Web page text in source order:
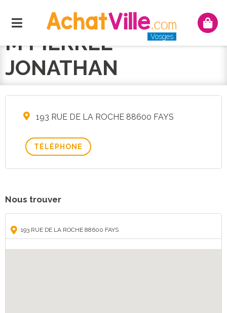
Menu
Vosges
Mon
panier
M PIERREL
JONATHAN
193 RUE DE LA ROCHE 88600 FAYS
TÉLÉPHONE
Nous trouver
193 RUE DE LA ROCHE 88600 FAYS